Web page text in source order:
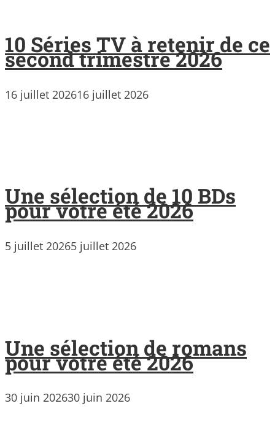
10 Séries TV à retenir de ce
second trimestre 2026
16 juillet 202616 juillet 2026
Une sélection de 10 BDs
pour votre été 2026
5 juillet 20265 juillet 2026
Une sélection de romans
pour votre été 2026
30 juin 202630 juin 2026